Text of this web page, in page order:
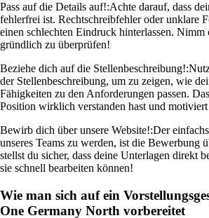
Pass auf die Details auf!:Achte darauf, dass
fehlerfrei ist. Rechtschreibfehler oder unklare
einen schlechten Eindruck hinterlassen.
gründlich zu überprüfen!
Beziehe dich auf die Stellenbeschreibung!:
der Stellenbeschreibung, um zu zeigen, wie
Fähigkeiten zu den Anforderungen passen.
Position wirklich verstanden hast und motiviert
Bewirb dich über unsere Website!:Der
unseres Teams zu werden, ist die Bewerbung
stellst du sicher, dass deine Unterlagen direkt
sie schnell bearbeiten können!
Wie man sich auf ein
One Germany North vorbereitet